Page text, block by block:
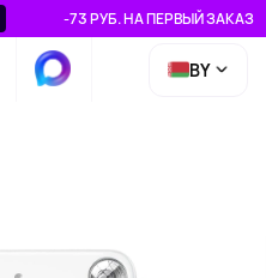
-73 РУБ. НА ПЕРВЫЙ ЗАКАЗ
BY